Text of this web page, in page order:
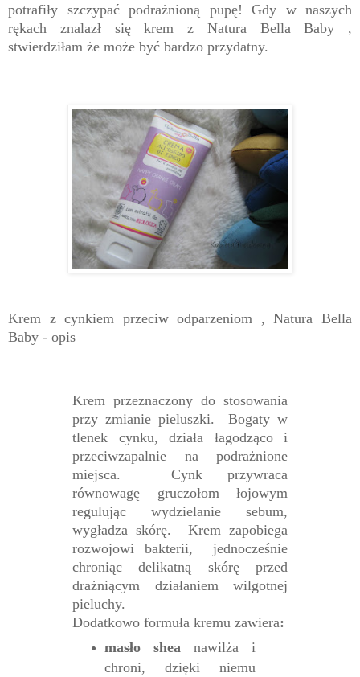
potrafiły szczypać podrażnioną pupę! Gdy w naszych
rękach znalazł się krem z Natura Bella Baby ,
stwierdziłam że może być bardzo przydatny.
Krem z cynkiem przeciw odparzeniom , Natura Bella
Baby - opis
Krem przeznaczony do stosowania
przy zmianie pieluszki. Bogaty w
tlenek cynku, działa łagodząco i
przeciwzapalnie na podrażnione
miejsca. Cynk przywraca
równowagę gruczołom łojowym
regulując wydzielanie sebum,
wygładza skórę. Krem zapobiega
rozwojowi bakterii, jednocześnie
chroniąc delikatną skórę przed
drażniącym działaniem wilgotnej
pieluchy.
Dodatkowo formuła kremu zawiera:
masło sheanawilża i
chroni, dzięki niemu